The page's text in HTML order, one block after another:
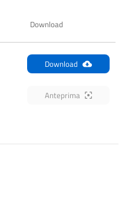
Download
Download
Anteprima